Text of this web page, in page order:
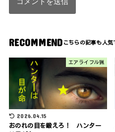
RECOMMEND
エアライフル猟
2026.04.15
おのれの目を鍛えろ！ ハンター